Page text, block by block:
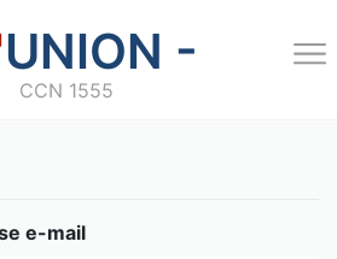
UNION -
CCN 1555
e-mail